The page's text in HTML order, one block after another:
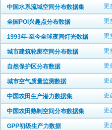
中国水系流域空间分布数据集 更
全国POI兴趣点分布数据 更
1993年-至今全球夜间灯光数据 更
城市建筑轮廓空间分布数据 更
自然保护区分布数据 更
城市空气质量监测数据 更
中国农田生产潜力数据集 更
中国农田熟制空间分布数据集 更
GPP初级生产力数据 更